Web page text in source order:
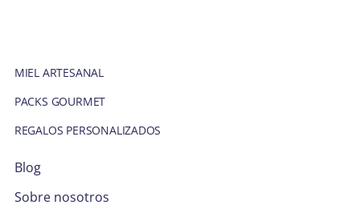
MIEL ARTESANAL
PACKS GOURMET
REGALOS PERSONALIZADOS
Blog
Sobre nosotros